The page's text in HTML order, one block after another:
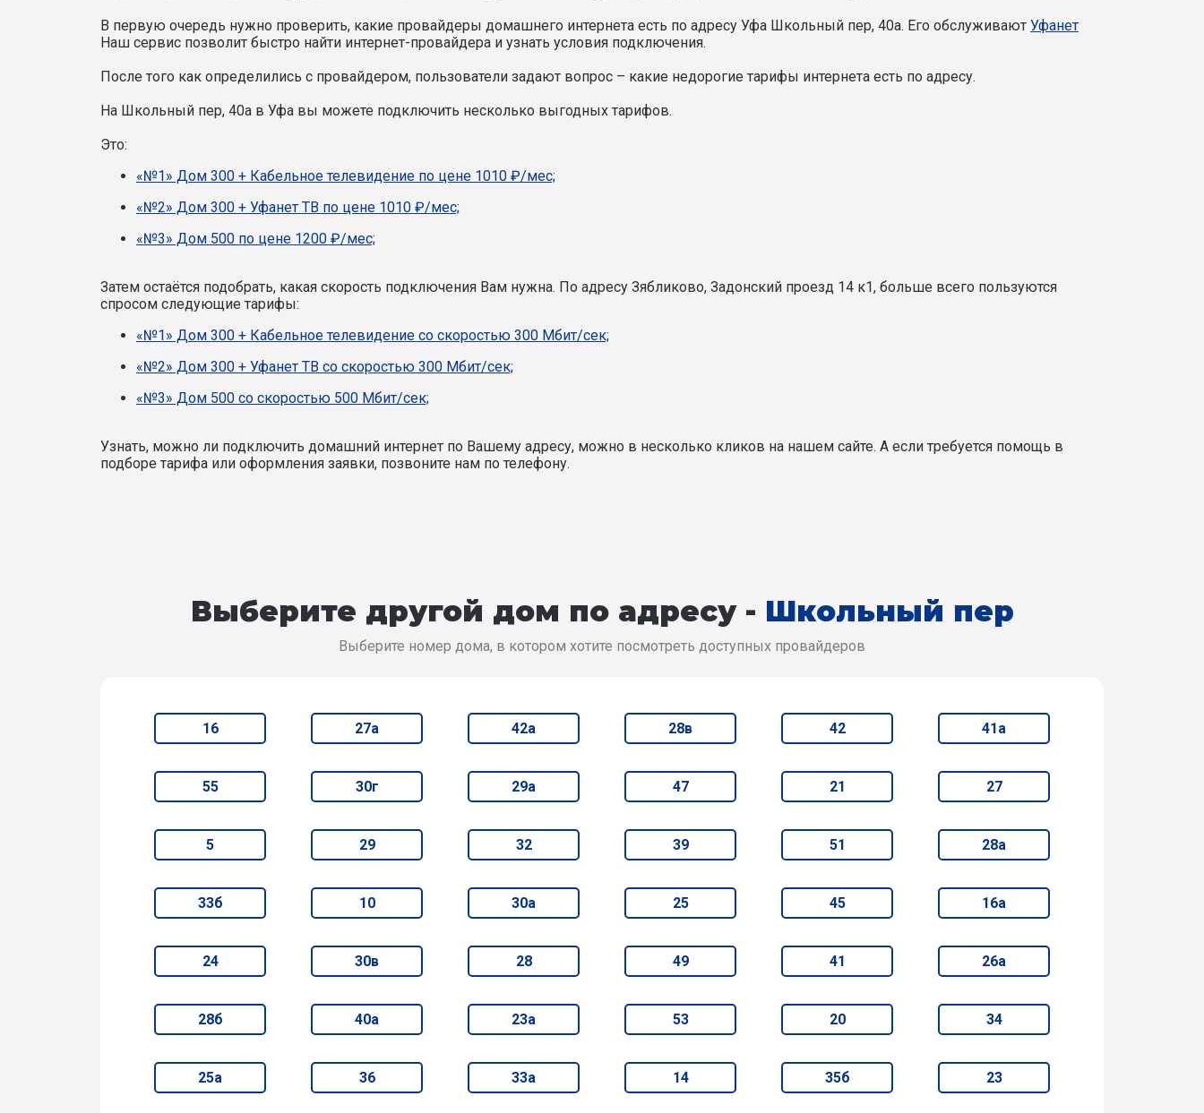
В первую очередь нужно проверить, какие провайдеры домашнего интернета есть по адресу Уфа Школьный пер, 40а. Его обслуживают Уфанет
Наш сервис позволит быстро найти интернет-провайдера и узнать условия подключения.
После того как определились с провайдером, пользователи задают вопрос – какие недорогие тарифы интернета есть по адресу.
На Школьный пер, 40а в Уфа вы можете подключить несколько выгодных тарифов.
Это:
«№1» Дом 300 + Кабельное телевидение по цене 1010 ₽/мес;
«№2» Дом 300 + Уфанет ТВ по цене 1010 ₽/мес;
«№3» Дом 500 по цене 1200 ₽/мес;
Затем остаётся подобрать, какая скорость подключения Вам нужна. По адресу Зябликово, Задонский проезд 14 к1, больше всего пользуются
спросом следующие тарифы:
«№1» Дом 300 + Кабельное телевидение со скоростью 300 Мбит/сек;
«№2» Дом 300 + Уфанет ТВ со скоростью 300 Мбит/сек;
«№3» Дом 500 со скоростью 500 Мбит/сек;
Узнать, можно ли подключить домашний интернет по Вашему адресу, можно в несколько кликов на нашем сайте. А если требуется помощь в
подборе тарифа или оформления заявки, позвоните нам по телефону.
Выберите другой дом по адресу - Школьный пер
Выберите номер дома, в котором хотите посмотреть доступных провайдеров
16 27а 42а 28в 42 41а
55 30г 29а 47 21 27
5 29 32 39 51 28а
33б 10 30а 25 45 16а
24 30в 28 49 41 26а
28б 40а 23а 53 20 34
25а 36 33а 14 35б 23